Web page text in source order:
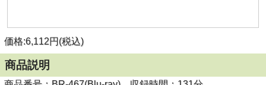
価格:6,112円(税込)
商品説明